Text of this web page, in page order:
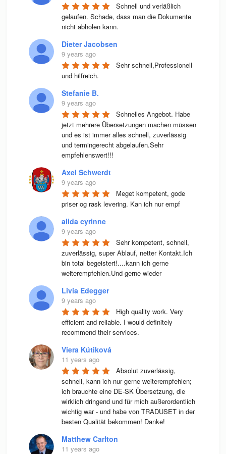
Schnell und verläßlich
gelaufen. Schade, dass man die Dokumente
nicht abholen kann.
Dieter Jacobsen
9 years ago
Sehr schnell,Professionell
und hilfreich.
Stefanie B.
9 years ago
Schnelles Angebot. Habe
jetzt mehrere Übersetzungen machen müssen
und es ist immer alles schnell, zuverlässig
und termingerecht abgelaufen.Sehr
empfehlenswert!!!
Axel Schwerdt
9 years ago
Meget kompetent, gode
priser og rask levering. Kan ich nur empf
alida cyrinne
9 years ago
Sehr kompetent, schnell,
zuverlässig, super Ablauf, netter Kontakt.Ich
bin total begeistert!....kann ich gerne
weiterempfehlen.Und gerne wieder
Livia Edegger
9 years ago
High quality work. Very
efficient and reliable. I would definitely
recommend their services.
Viera Kútiková
11 years ago
Absolut zuverlässig,
schnell, kann ich nur gerne weiterempfehlen;
ich brauchte eine DE-SK Übersetzung, die
wirklich dringend und für mich außerordentlich
wichtig war - und habe von TRADUSET in der
besten Qualität bekommen! Danke!
Matthew Carlton
11 years ago